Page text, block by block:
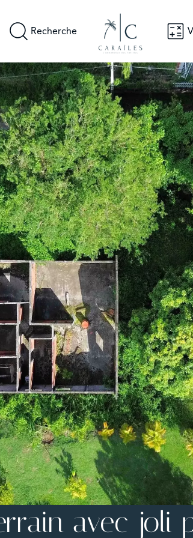
Recherche
avec joli